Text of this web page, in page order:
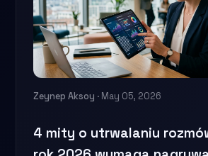
Zeynep Aksoy · May 05, 2026
4 mity o utrwalaniu